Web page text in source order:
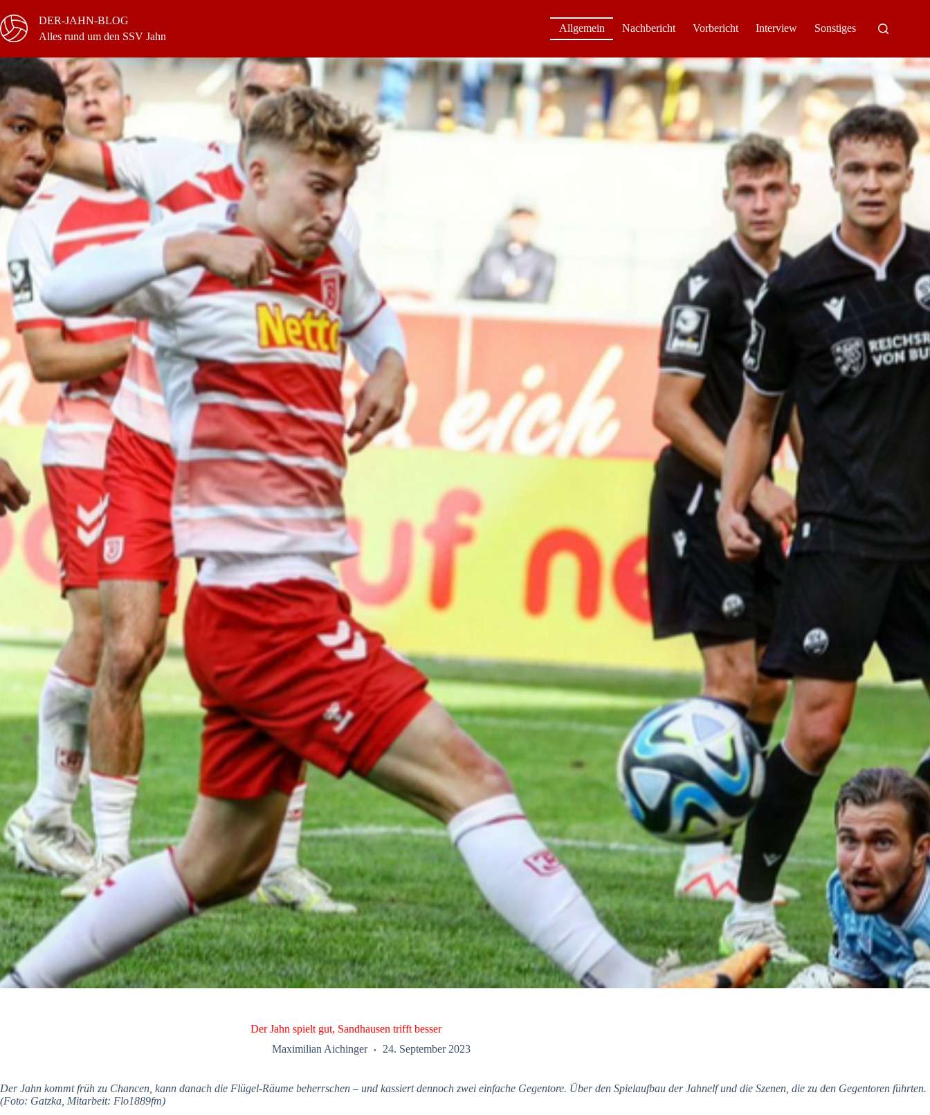
Inhalt
springen
DER-JAHN-BLOG
Alles rund um den SSV Jahn
Allgemein Nachbericht Vorbericht Interview Sonstiges
Der Jahn spielt gut, Sandhausen trifft besser
Maximilian Aichinger
24. September 2023
Der Jahn kommt früh zu Chancen, kann danach die Flügel-Räume beherrschen – und kassiert dennoch zwei einfache Gegentore. Über den Spielaufbau der Jahnelf und die Szenen, die zu den Gegentoren führten.
(Foto: Gatzka, Mitarbeit: Flo1889fm)